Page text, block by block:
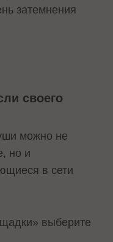
затемнения
своего
можно не
но и
в сети
выберите